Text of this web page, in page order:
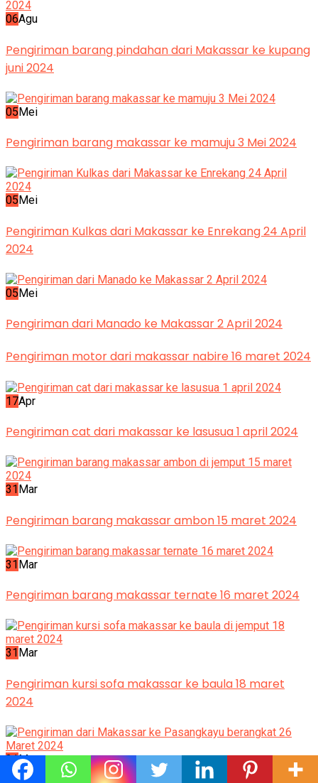
06Agu
Pengiriman barang pindahan dari Makassar ke kupang
juni 2024
05Mei
Pengiriman barang makassar ke mamuju 3 Mei 2024
05 Mei
Pengiriman Kulkas dari Makassar ke Enrekang 24 April
2024
05Mei
Pengiriman dari Manado ke Makassar 2 April 2024
Pengiriman motor dari makassar nabire 16 maret 2024
17Apr
Pengiriman cat dari makassar ke lasusua 1 april 2024
31 Mar
Pengiriman barang makassar ambon 15 maret 2024
31Mar
Pengiriman barang makassar ternate 16 maret 2024
31 Mar
Pengiriman kursi sofa makassar ke baula 18 maret
2024
31Mar